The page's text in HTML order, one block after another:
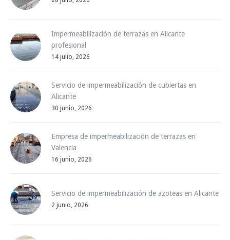
Impermeabilización de terrazas en Alicante
profesional
14 julio, 2026
Servicio de impermeabilización de cubiertas en
Alicante
30 junio, 2026
Empresa de impermeabilización de terrazas en
Valencia
16 junio, 2026
Servicio de impermeabilización de azoteas en Alicante
2 junio, 2026